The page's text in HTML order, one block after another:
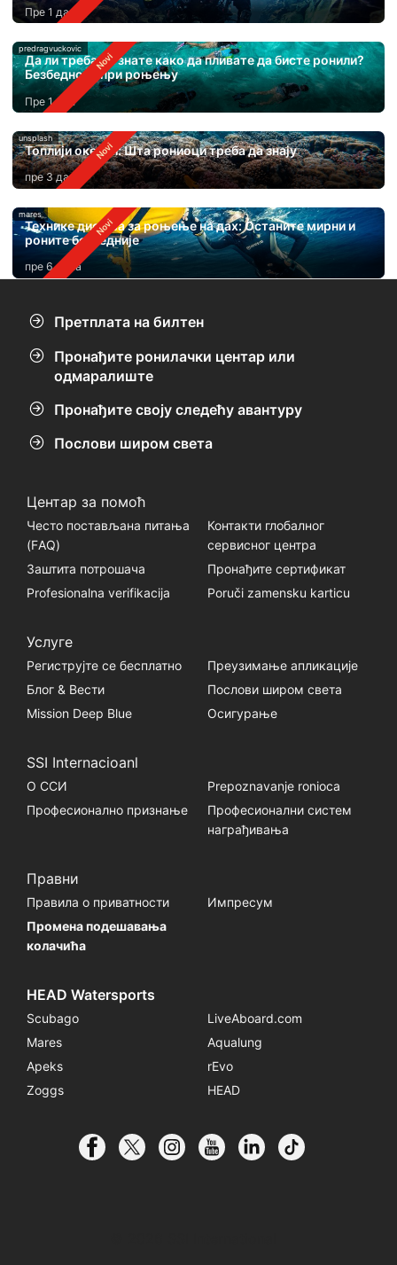
Пре 1 дан
predragvuckovic
Да ли треба да знате како да пливате да бисте ронили?
Безбедност при роњењу
Пре 1 дан
unsplash
Топлији океани: Шта рониоци треба да знају
пре 3 дана
mares
Технике дисања за роњење на дах: Останите мирни и
роните безбедније
пре 6 дана
Претплата на билтен
Пронађите ронилачки центар или
одмаралиште
Пронађите своју следећу авантуру
Послови широм света
Центар за помоћ
Често постављана питања
(FАQ)
Контакти глобалног
сервисног центра
Заштита потрошача
Пронађите сертификат
Profesionalna verifikacija
Poruči zamensku karticu
Услуге
Региструјте се бесплатно
Преузимање апликације
Блог & Вести
Послови широм света
Mission Deep Blue
Осигурање
SSI Internacioanl
О ССИ
Prepoznavanje ronioca
Професионално признање
Професионални систем
награђивања
Правни
Правила о приватности
Импресум
Промена подешавања
колачића
HEAD Watersports
Scubago
LiveAboard.com
Mares
Aqualung
Apeks
rEvo
Zoggs
HEAD